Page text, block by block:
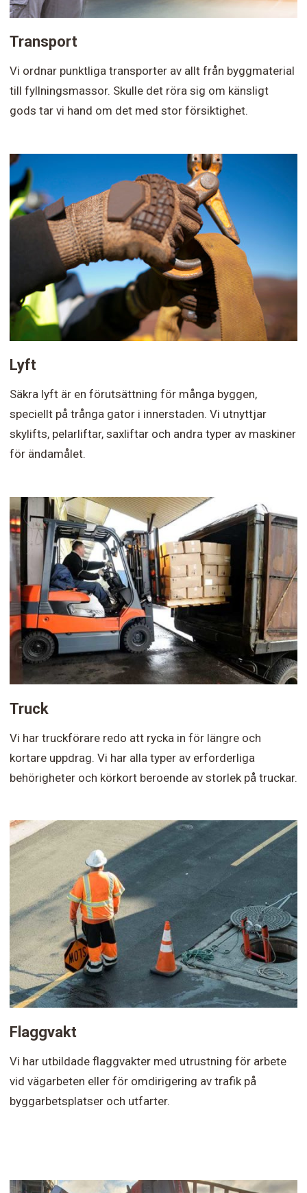
Transport
Vi ordnar punktliga transporter av allt från byggmaterial
till fyllningsmassor. Skulle det röra sig om känsligt
gods tar vi hand om det med stor försiktighet.
Lyft
Säkra lyft är en förutsättning för många byggen,
speciellt på trånga gator i innerstaden. Vi utnyttjar
skylifts, pelarliftar, saxliftar och andra typer av maskiner
för ändamålet.
Truck
Vi har truckförare redo att rycka in för längre och
kortare uppdrag. Vi har alla typer av erforderliga
behörigheter och körkort beroende av storlek på truckar.
Flaggvakt
Vi har utbildade flaggvakter med utrustning för arbete
vid vägarbeten eller för omdirigering av trafik på
byggarbetsplatser och utfarter.